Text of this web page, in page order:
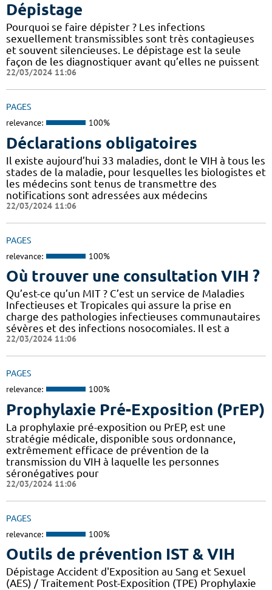
Dépistage
Pourquoi se faire dépister ? Les infections
sexuellement transmissibles sont très contagieuses
et souvent silencieuses. Le dépistage est la seule
façon de les diagnostiquer avant qu’elles ne puissent
22/03/2024 11:06
PAGES
relevance: 100%
Déclarations obligatoires
Il existe aujourd’hui 33 maladies, dont le VIH à tous les
stades de la maladie, pour lesquelles les biologistes et
les médecins sont tenus de transmettre des
notifications sont adressées aux médecins
22/03/2024 11:06
PAGES
relevance: 100%
Où trouver une consultation VIH ?
Qu’est-ce qu’un MIT ? C’est un service de Maladies
Infectieuses et Tropicales qui assure la prise en
charge des pathologies infectieuses communautaires
sévères et des infections nosocomiales. Il est a
22/03/2024 11:06
PAGES
relevance: 100%
Prophylaxie Pré-Exposition (PrEP)
La prophylaxie pré-exposition ou PrEP, est une
stratégie médicale, disponible sous ordonnance,
extrêmement efficace de prévention de la
transmission du VIH à laquelle les personnes
séronégatives pour
22/03/2024 11:06
PAGES
relevance: 100%
Outils de prévention IST & VIH
Dépistage Accident d'Exposition au Sang et Sexuel
(AES) / Traitement Post-Exposition (TPE) Prophylaxie